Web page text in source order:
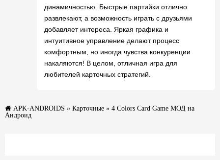
динамичностью. Быстрые партийки отлично
развлекают, а возможность играть с друзьями
добавляет интереса. Яркая графика и
интуитивное управление делают процесс
комфортным, но иногда чувства конкуренции
накаляются! В целом, отличная игра для
любителей карточных стратегий.
APK-ANDROIDS » Карточные » 4 Colors Card Game МОД на
Андроид